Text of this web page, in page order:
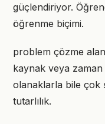
güçlendiriyor.
öğrenme biçimi.
problem çözme
kaynak veya zaman
olanaklarla bile çok
tutarlılık.